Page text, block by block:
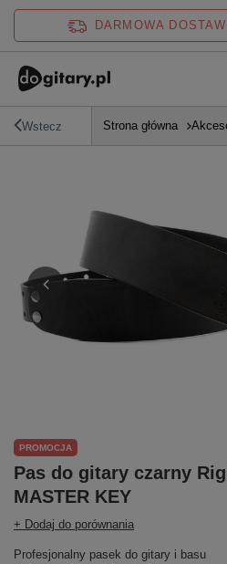
DARMOWA
Wstecz Strona główna
PROMOCJA
Pas do gitary czarny
MASTER KEY
+ Dodaj do porównania
Profesjonalny pasek do gitary i basu